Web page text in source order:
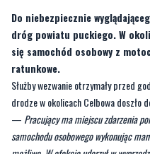
ratunkowe.
Służby wezwanie otrzymały przed
drodze w okolicach Celbowa doszło
—Pracujący ma miejscu zdarzenia
samochodu osobowego wykonując
możliwe. W efekcie uderzył w
relacjonuje st. sierż.Ewa Bresińska
Policji w Pucku.